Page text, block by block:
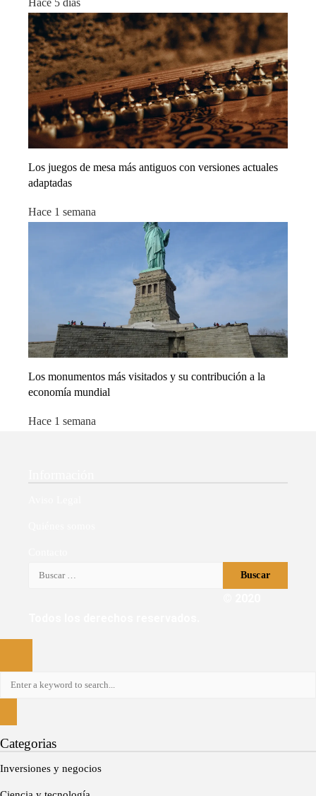
Los juegos de mesa más antiguos con versiones actuales
adaptadas
Hace 1 semana
Los monumentos más visitados y su contribución a la
economía mundial
Hace 1 semana
Buscar:
Categorias
Inversiones y negocios